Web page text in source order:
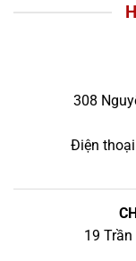
308
Điện
19 Trần